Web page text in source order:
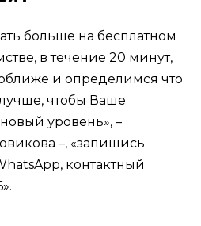
больше на бесплатном
в течение 20 минут,
и определимся что
чтобы Ваше
уровень», –
–, «запишись
контактный